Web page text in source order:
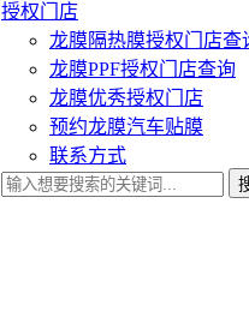
授权门店
龙膜隔热膜授权门店查
龙膜PPF授权门店查询
龙膜优秀授权门店
预约龙膜汽车贴膜
联系方式